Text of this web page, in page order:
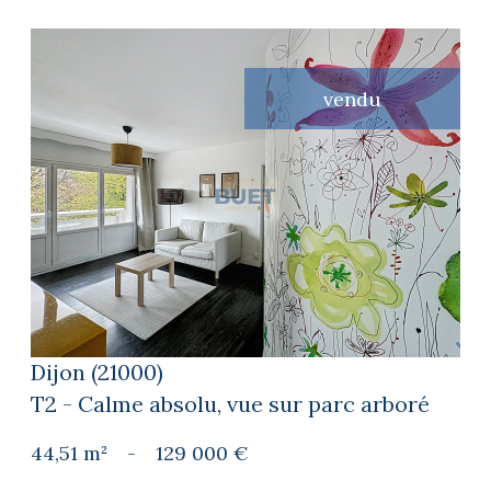
vendu
voir le bien
Dijon (21000)
T2 - Calme absolu, vue sur parc arboré
44,51 m² - 129 000 €